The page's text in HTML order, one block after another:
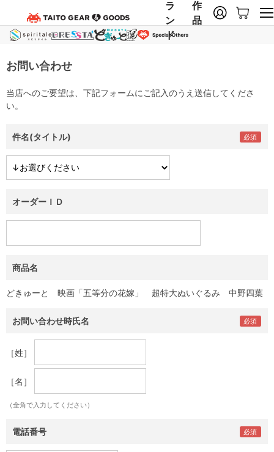
ラ
ン
ド
作
品
お問い合わせ
当店へのご要望は、下記フォームにご記入のうえ送信してくださ
い。
件名(タイトル)
オーダーＩＤ
商品名
どきゅーと 映画「五等分の花嫁」 超特大ぬいぐるみ 中野四葉
お問い合わせ時氏名
［姓］
［名］
（全角で入力してください）
電話番号